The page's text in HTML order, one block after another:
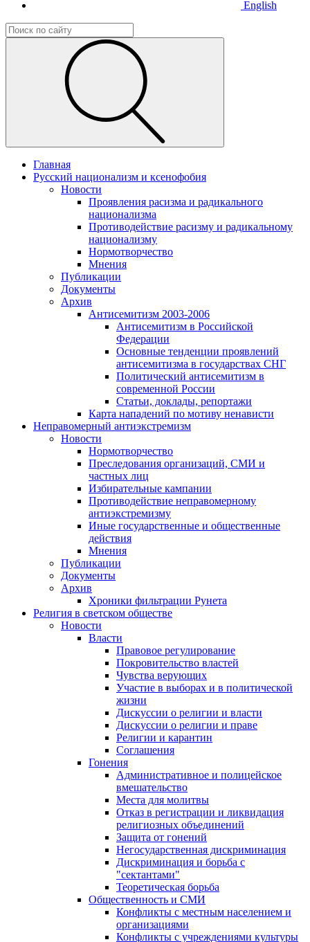
English
Главная
Русский национализм и ксенофобия
Новости
Проявления расизма и радикального
национализма
Противодействие расизму и радикальному
национализму
Нормотворчество
Мнения
Публикации
Документы
Архив
Антисемитизм 2003-2006
Антисемитизм в Российской
Федерации
Основные тенденции проявлений
антисемитизма в государствах СНГ
Политический антисемитизм в
современной России
Статьи, доклады, репортажи
Карта нападений по мотиву ненависти
Неправомерный антиэкстремизм
Новости
Нормотворчество
Преследования организаций, СМИ и
частных лиц
Избирательные кампании
Противодействие неправомерному
антиэкстремизму
Иные государственные и общественные
действия
Мнения
Публикации
Документы
Архив
Хроники фильтрации Рунета
Религия в светском обществе
Новости
Власти
Правовое регулирование
Покровительство властей
Чувства верующих
Участие в выборах и в политической
жизни
Дискуссии о религии и власти
Дискуссии о религии и праве
Религии и карантин
Соглашения
Гонения
Административное и полицейское
вмешательство
Места для молитвы
Отказ в регистрации и ликвидация
религиозных объединений
Защита от гонений
Негосударственная дискриминация
Дискриминация и борьба с
"сектантами"
Теоретическая борьба
Общественность и СМИ
Конфликты с местным населением и
организациями
Конфликты с учреждениями культуры